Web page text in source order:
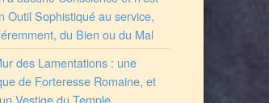
Outil Sophistiqué au service,
du Bien ou du Mal
des Lamentations : une
de Forteresse Romaine, et